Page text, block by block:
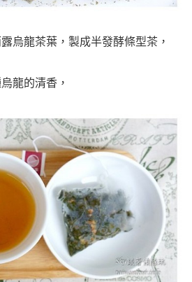
烏龍茶葉，製成半發酵條型茶，
龍的清香，